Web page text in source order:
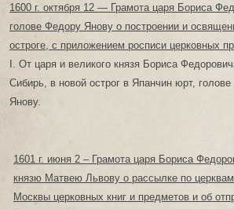
1600 г. октября 12 — Грамота царя Бориса
голове Федору Янову о построении и
остроге, с приложением росписи церковных
I. От царя и великого князя Бориса
Сибирь, в новой острог в Япанчин юрт,
Янову.
1601 г. июня 2 – Грамота царя Бориса
князю Матвею Львову о рассылке по
Москвы церковных книг и предметов и об